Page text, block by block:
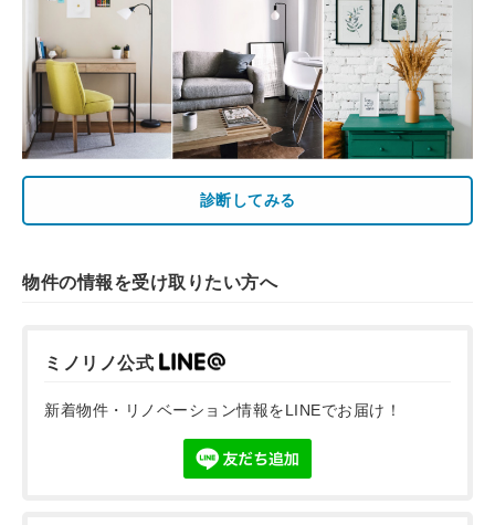
診断してみる
物件の情報を受け取りたい方へ
ミノリノ公式
新着物件・リノベーション情報をLINEでお届け！